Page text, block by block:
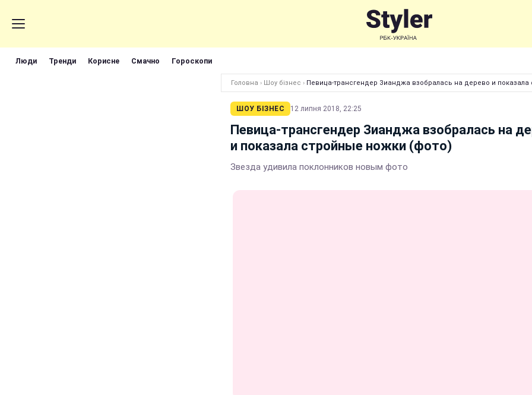
Люди Тренди Корисне Смачно Гороскопи
Головна › Шоу бізнес › Певица-трансгендер Зианджа взобралась на дерево и показала
ШОУ БІЗНЕС 12 липня 2018, 22:25
Певица-трансгендер Зианджа взобралась на
и показала стройные ножки (фото)
Звезда удивила поклонников новым фото